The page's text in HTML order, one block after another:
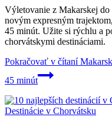
Výletovanie z Makarskej do
novým expresným
45 minút. Užite si rýchlu a
chorvátskymi destináciami.
Pokračovať v čítaní
45 minút
Destinácie v Chorvátsku